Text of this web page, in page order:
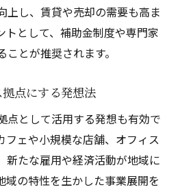
上し、賃貸や売却の需要も高ま
トとして、補助金制度や専門家
とが推奨されます。
点にする発想法
点として活用する発想も有効で
フェや小規模な店舗、オフィス
新たな雇用や経済活動が地域に
域の特性を生かした事業展開を